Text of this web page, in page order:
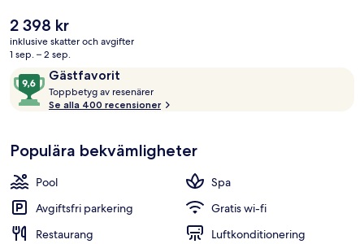
Det
nuvarande
priset
2 398 kr
2 398 kr
inklusive skatter och avgifter
1 sep. – 2 sep.
RecensionerGästfavorit
9,6
av
10,
Toppbetyg av resenärer
o
b
Se alla 400 recensioner
Populära bekvämligheter
Pool
Spa
Avgiftsfri parkering
Gratis wi-fi
Restaurang
Luftkonditionering